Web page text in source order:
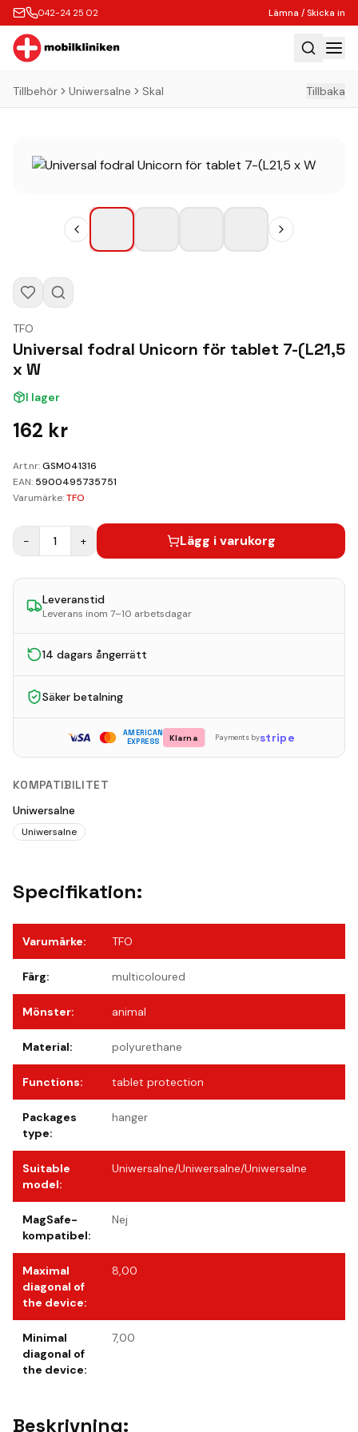
042-24 25 02 Lämna / Skicka in
Hem
Köp
Boka Express
Lämna / Skicka in
Butik
Kontakt
Kundvagn
Tillbehör Uniwersalne Skal Tillbaka
TFO
Universal fodral Unicorn för tablet 7-(L21,5
x W
I lager
162 kr
Art.nr:GSM041316
EAN: 5900495735751
Varumärke:TFO
− 1 + Lägg i varukorg
Leveranstid
Leverans inom 7–10 arbetsdagar
14 dagars ångerrätt
Säker betalning
AMERICAN
EXPRESS
Klarna Payments bystripe
KOMPATIBILITET
Uniwersalne
Uniwersalne
Specifikation:
Varumärke: TFO
Färg: multicoloured
Mönster: animal
Material: polyurethane
Functions: tablet protection
Packages
type:
hanger
Suitable
model:
Uniwersalne/Uniwersalne/Uniwersalne
MagSafe-
kompatibel:
Nej
Maximal
diagonal of
the device:
8,00
Minimal
diagonal of
the device:
7,00
Beskrivning: